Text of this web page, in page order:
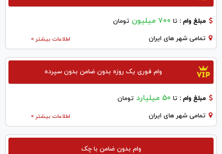
مبلغ وام : تا 700 میلیون تومان
اطلاعات بیشتر > تمامی شهر های ایران
وام فوری یک روزه بدون ضامن بدون سپرده
مبلغ وام : تا 50 میلیارد تومان
اطلاعات بیشتر > تمامی شهر های ایران
وام بدون ضامن با چک